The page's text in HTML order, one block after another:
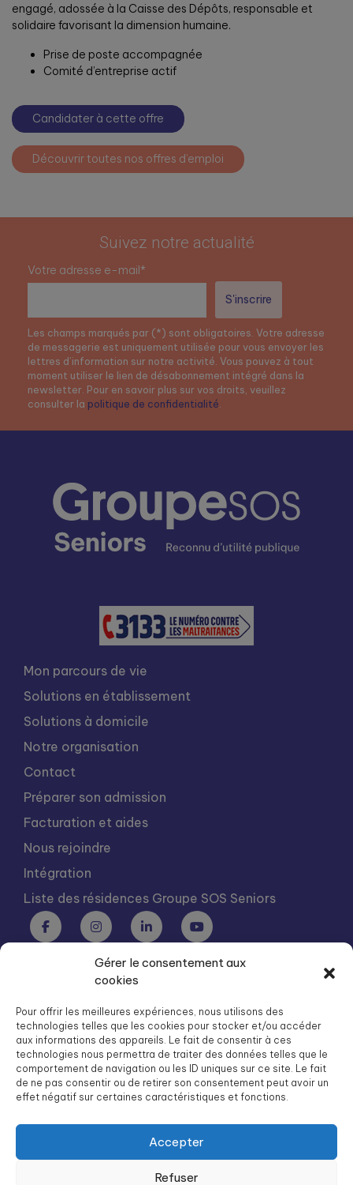
Gérer le consentement aux
cookies
Pour offrir les meilleures expériences, nous utilisons des
technologies telles que les cookies pour stocker et/ou accéder
aux informations des appareils. Le fait de consentir à ces
technologies nous permettra de traiter des données telles que le
comportement de navigation ou les ID uniques sur ce site. Le fait
de ne pas consentir ou de retirer son consentement peut avoir un
effet négatif sur certaines caractéristiques et fonctions.
Accepter
Refuser
engagé, adossée à la Caisse des Dépôts, responsable et
solidaire favorisant la dimension humaine.
Prise de poste accompagnée
Comité d’entreprise actif
Candidater à cette offre
Découvrir toutes nos offres d’emploi
Suivez notre actualité
Votre adresse e-mail*
Les champs marqués par (*) sont obligatoires. Votre adresse
de messagerie est uniquement utilisée pour vous envoyer les
lettres d’information sur notre activité. Vous pouvez à tout
moment utiliser le lien de désabonnement intégré dans la
newsletter. Pour en savoir plus sur vos droits, veuillez
consulter la politique de confidentialité
Mon parcours de vie
Solutions en établissement
Solutions à domicile
Notre organisation
Contact
Préparer son admission
Facturation et aides
Nous rejoindre
Intégration
Liste des résidences Groupe SOS Seniors
Groupe SOS Seniors est une association du Groupe SOS
dg.seniors@groupe-sos.org
ARPAVIE est une association du Groupe SOS